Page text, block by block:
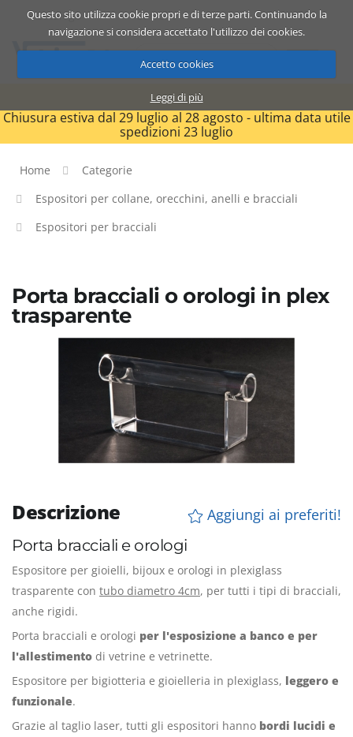
Questo sito utilizza cookie propri e di terze parti. Continuando la
navigazione si considera accettato l'utilizzo dei cookies.
Accetto cookies
Leggi di più
Catalogo Carrello ITA
Chiusura estiva dal 29 luglio al 28 agosto - ultima data utile
spedizioni 23 luglio
Home
Categorie
Espositori per collane, orecchini, anelli e bracciali
Espositori per bracciali
Porta bracciali o orologi in plex
trasparente
Descrizione
Aggiungi ai preferiti!
Porta bracciali e orologi
Espositore per gioielli, bijoux e orologi in plexiglass
trasparente con tubo diametro 4cm, per tutti i tipi di bracciali,
anche rigidi.
Porta bracciali e orologi per l'esposizione a banco e per
l'allestimento di vetrine e vetrinette.
Espositore per bigiotteria e gioielleria in plexiglass, leggero e
funzionale.
Grazie al taglio laser, tutti gli espositori hanno bordi lucidi e